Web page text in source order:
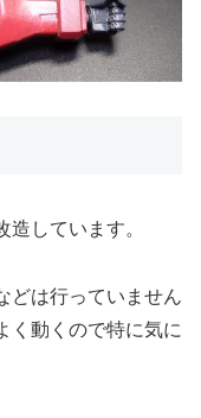
しています。
どは行っていません
く動くので特に気に